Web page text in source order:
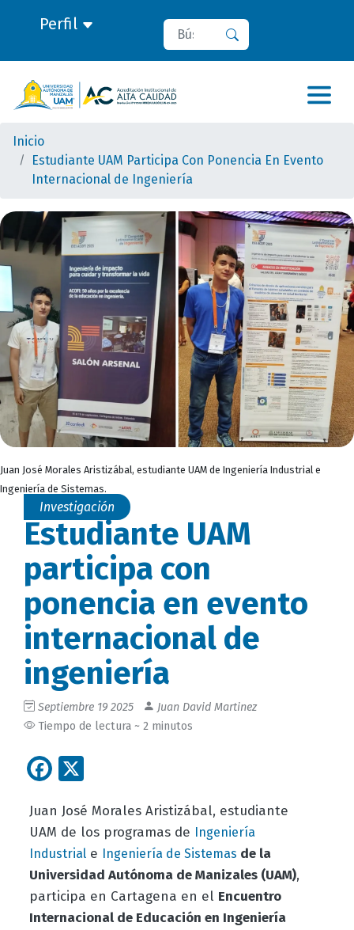
Perfil Buscar
Inicio
Estudiante UAM Participa Con Ponencia En Evento
Internacional de Ingeniería
Juan José Morales Aristizábal, estudiante UAM de Ingeniería Industrial e
Ingeniería de Sistemas.
Investigación
Estudiante UAM
participa con
ponencia en evento
internacional de
ingeniería
Septiembre 19 2025
Juan David Martinez
Tiempo de lectura ~ 2 minutos
Facebook
Juan José Morales Aristizábal, estudiante
UAM de los programas de Ingeniería
Industriale Ingeniería de Sistemas de la
Universidad Autónoma de Manizales (UAM),
participa en Cartagena en el Encuentro
Internacional de Educación en Ingeniería